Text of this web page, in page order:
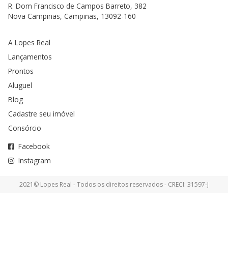
R. Dom Francisco de Campos Barreto, 382
Nova Campinas, Campinas, 13092-160
A Lopes Real
Lançamentos
Prontos
Aluguel
Blog
Cadastre seu imóvel
Consórcio
Facebook
Instagram
2021© Lopes Real - Todos os direitos reservados - CRECI: 31597-J